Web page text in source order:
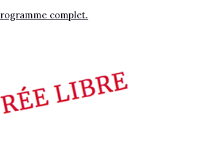
complet.